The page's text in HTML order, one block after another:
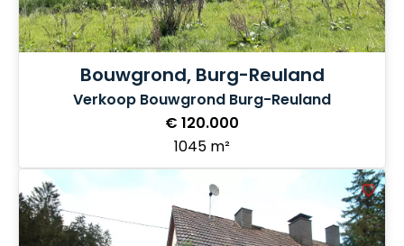
Bouwgrond, Burg-Reuland
Verkoop Bouwgrond Burg-Reuland
€ 120.000
1045 m²